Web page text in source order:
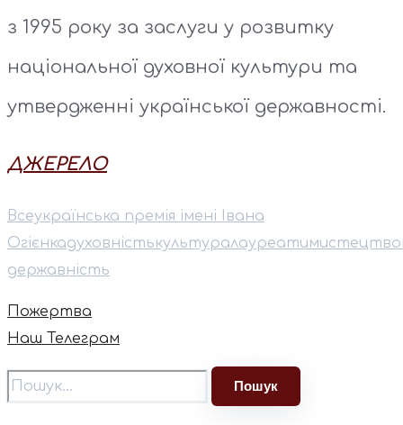
з 1995 року за заслуги у розвитку
національної духовної культури та
утвердженні української державності.
ДЖЕРЕЛО
Всеукраїнська премія імені Івана
Огієнкадуховністькультуралауреатимистецтво
державність
Пожертва
Наш Телеграм